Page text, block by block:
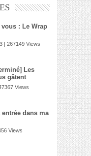
: Le Wrap
| 267149 Views
Les
gâtent
Views
entrée dans ma
Views